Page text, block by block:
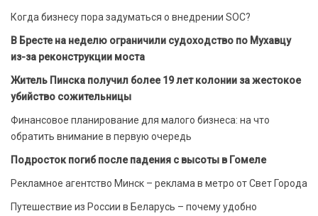
Когда бизнесу пора задуматься о внедрении SOC?
В Бресте на неделю ограничили судоходство по Мухавцу
из-за реконструкции моста
Житель Пинска получил более 19 лет колонии за жестокое
убийство сожительницы
Финансовое планирование для малого бизнеса: на что
обратить внимание в первую очередь
Подросток погиб после падения с высоты в Гомеле
Рекламное агентство Минск – реклама в метро от Свет Города
Путешествие из России в Беларусь – почему удобно